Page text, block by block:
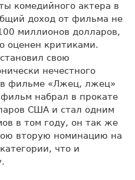
комедийного актера в
доход от фильма не
миллионов долларов,
оценен критиками.
свою
нечестного
в фильме «Лжец, лжец»
набрал в прокате
США и стал одним
в том году, он так же
вторую номинацию на
что и